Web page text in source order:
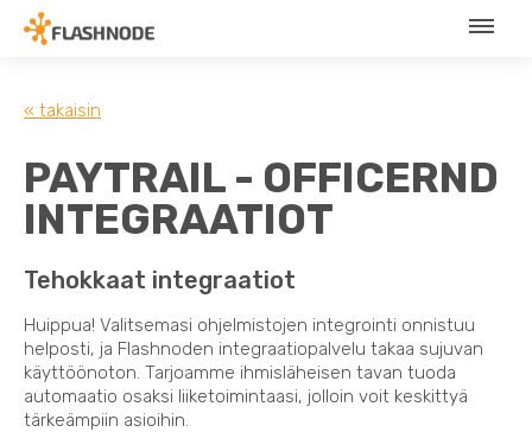
« takaisin
PAYTRAIL - OFFICERND
INTEGRAATIOT
Tehokkaat integraatiot
Huippua! Valitsemasi ohjelmistojen integrointi onnistuu
helposti, ja Flashnoden integraatiopalvelu takaa sujuvan
käyttöönoton. Tarjoamme ihmisläheisen tavan tuoda
automaatio osaksi liiketoimintaasi, jolloin voit keskittyä
tärkeämpiin asioihin.